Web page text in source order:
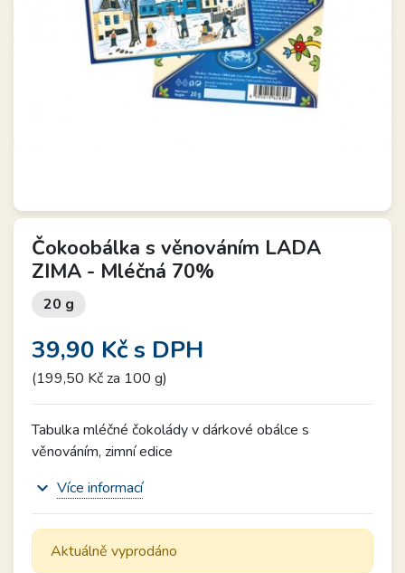
Čokoobálka s věnováním LADA
ZIMA - Mléčná 70%
20 g
39,90 Kčs DPH
(199,50 Kč za 100 g)
Tabulka mléčné čokolády v dárkové obálce s
věnováním, zimní edice
expand_more Více informací
Aktuálně vyprodáno